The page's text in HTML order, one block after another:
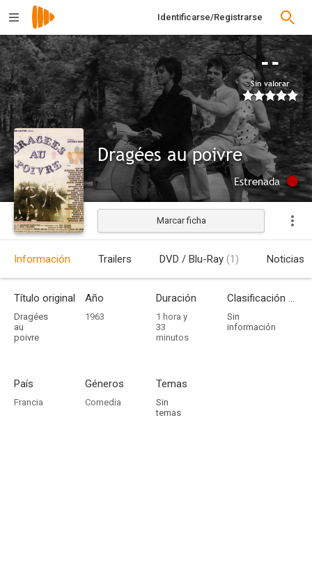
Identificarse/Registrarse
--
Sin valorar
Dragées au poivre
Estrenada
Marcar ficha
Información Trailers DVD / Blu-Ray (1) Noticias
Título original
Dragées
au
poivre
Año
1963
Duración
1 hora y
33
minutos
Clasificación por edades
Sin
información
País
Francia
Géneros
Comedia
Temas
Sin
temas